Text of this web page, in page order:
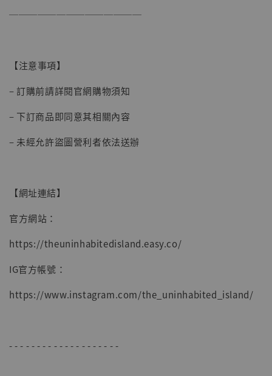
──────────────
【注意事項】
– 訂購前請詳閱官網購物須知
– 下訂商品即同意其相關內容
– 未經允許盜圖營利者依法送辦
【網址連結】
官方網站：
https://theuninhabitedisland.easy.co/
IG官方帳號：
https://www.instagram.com/the_uninhabited_island/
- - - - - - - - - - - - - - - - - - - -